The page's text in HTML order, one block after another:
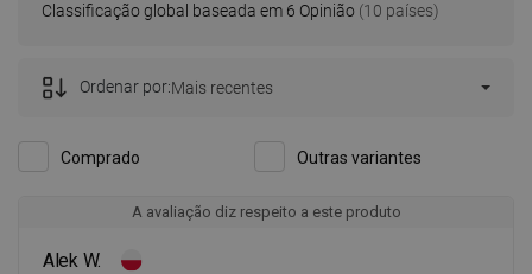
Classificação global baseada em 6 Opinião (10 países)
Comprado Outras variantes
Ordenar por:Mais recentes
A avaliação diz respeito a este produto
Alek W.